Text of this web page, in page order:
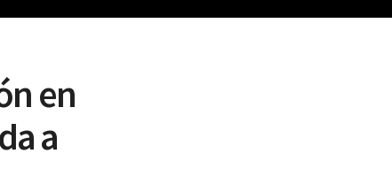
en
a